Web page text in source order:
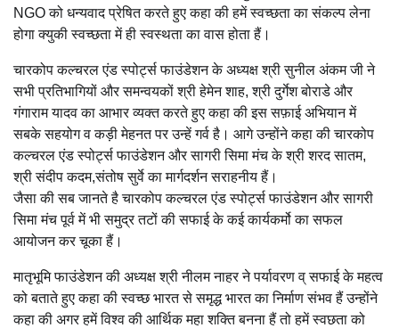
NGO को धन्यवाद प्रेषित करते हुए कहा की हमें स्वच्छता का संकल्प लेना
होगा क्युकी स्वच्छता में ही स्वस्थता का वास होता हैं।
चारकोप कल्चरल एंड स्पोर्ट्स फाउंडेशन के अध्यक्ष श्री सुनील अंकम जी ने
सभी प्रतिभागियों और समन्वयकों श्री हेमेन शाह, श्री दुर्गेश बोराडे और
गंगाराम यादव का आभार व्यक्त करते हुए कहा की इस सफ़ाई अभियान में
सबके सहयोग व कड़ी मेहनत पर उन्हें गर्व है। आगे उन्होंने कहा की चारकोप
कल्चरल एंड स्पोर्ट्स फाउंडेशन और सागरी सिमा मंच के श्री शरद सातम,
श्री संदीप कदम,संतोष सुर्वे का मार्गदर्शन सराहनीय हैं।
जैसा की सब जानते है चारकोप कल्चरल एंड स्पोर्ट्स फाउंडेशन और सागरी
सिमा मंच पूर्व में भी समुद्र तटों की सफाई के कई कार्यकर्मो का सफल
आयोजन कर चूका हैं।
मातृभूमि फाउंडेशन की अध्यक्ष श्री नीलम नाहर ने पर्यावरण व् सफाई के महत्व
को बताते हुए कहा की स्वच्छ भारत से समृद्ध भारत का निर्माण संभव हैं उन्होंने
कहा की अगर हमें विश्व की आर्थिक महा शक्ति बनना हैं तो हमें स्वछता को